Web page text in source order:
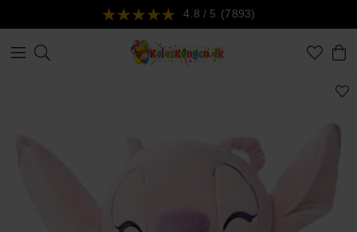
4.8 / 5 (7893)